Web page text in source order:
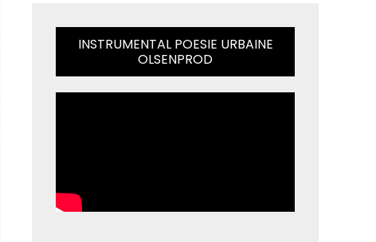
INSTRUMENTAL POESIE URBAINE
OLSENPROD